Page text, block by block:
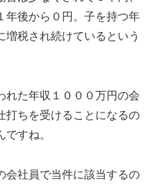
年後から０円。子を持つ年
増税され続けているという
れた年収１０００万円の会
打ちを受けることになるの
すね。
会社員で当件に該当するの